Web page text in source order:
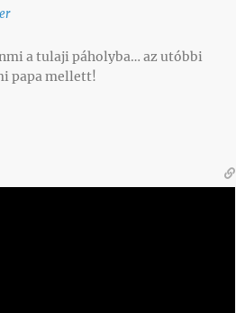
a tulaji páholyba… az utóbbi
papa mellett!